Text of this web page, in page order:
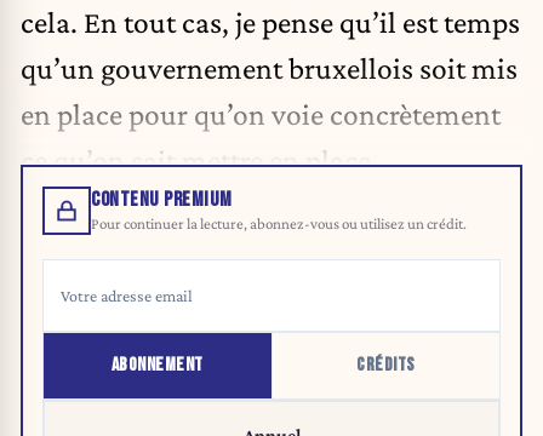
cela. En tout cas, je pense qu’il est temps
qu’un gouvernement bruxellois soit mis
en place pour qu’on voie concrètement
ce qu’on sait mettre en place.
CONTENU PREMIUM
Pour continuer la lecture, abonnez-vous ou utilisez un crédit.
ABONNEMENT CRÉDITS